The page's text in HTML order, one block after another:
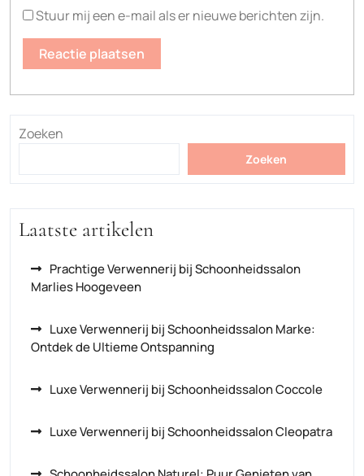
Stuur mij een e-mail als er nieuwe berichten zijn.
Zoeken
Zoeken
Laatste artikelen
Prachtige Verwennerij bij Schoonheidssalon
Marlies Hoogeveen
Luxe Verwennerij bij Schoonheidssalon Marke:
Ontdek de Ultieme Ontspanning
Luxe Verwennerij bij Schoonheidssalon Coccole
Luxe Verwennerij bij Schoonheidssalon Cleopatra